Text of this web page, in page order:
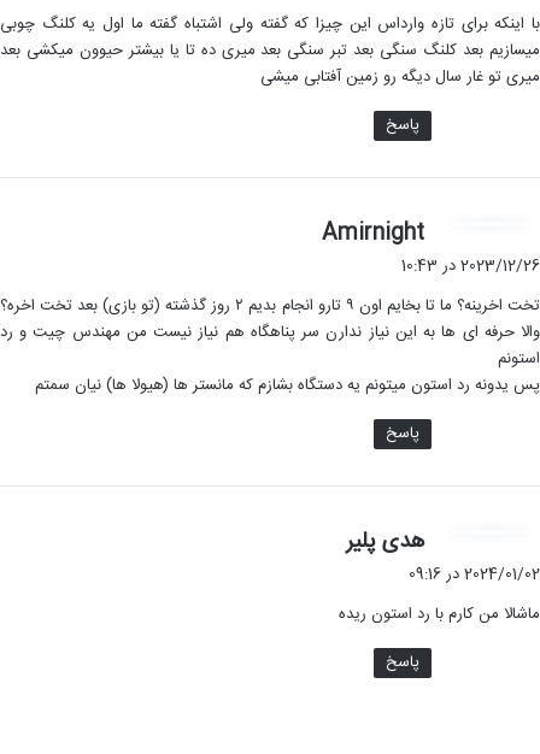
:
با اینکه برای تازه وارداس این چیزا که گفته ولی اشتباه گفته ما اول یه کلنگ چوبی
میسازیم بعد کلنگ سنگی بعد تبر سنگی بعد میری ده تا یا بیشتر حیوون میکشی بعد
میری تو غار سال دیگه رو زمین آفتابی میشی
پاسخ
Amirnight
:
2023/12/26 در 10:43
تخت اخرینه؟ ما تا بخایم اون ۹ تارو انجام بدیم ۲ روز گذشته (تو بازی) بعد تخت اخره؟
والا حرفه ای ها به این نیاز ندارن سر پناهگاه هم نیاز نیست من مهندس چیت و رد
استونم
پس یدونه رد استون میتونم یه دستگاه بشازم که مانستر ها (هیولا ها) نیان سمتم
پاسخ
هدی پلیر
:
2024/01/02 در 09:16
ماشالا من کارم با رد استون ریده
پاسخ